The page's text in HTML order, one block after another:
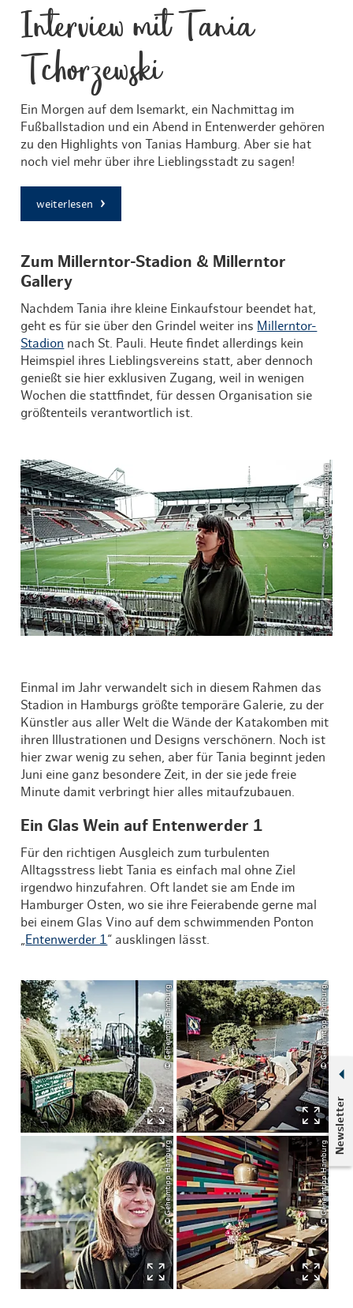
Newsletter
Interview mit Tania
Tchorzewski
Ein Morgen auf dem Isemarkt, ein Nachmittag im
Fußballstadion und ein Abend in Entenwerder gehören
zu den Highlights von Tanias Hamburg. Aber sie hat
noch viel mehr über ihre Lieblingsstadt zu sagen!
weiterlesen
Zum Millerntor-Stadion & Millerntor
Gallery
Nachdem Tania ihre kleine Einkaufstour beendet hat,
geht es für sie über den Grindel weiter ins Millerntor-
Stadion nach St. Pauli. Heute findet allerdings kein
Heimspiel ihres Lieblingsvereins statt, aber dennoch
genießt sie hier exklusiven Zugang, weil in wenigen
Wochen die stattfindet, für dessen Organisation sie
größtenteils verantwortlich ist.
© Geheimtipp Hamburg
Einmal im Jahr verwandelt sich in diesem Rahmen das
Stadion in Hamburgs größte temporäre Galerie, zu der
Künstler aus aller Welt die Wände der Katakomben mit
ihren Illustrationen und Designs verschönern. Noch ist
hier zwar wenig zu sehen, aber für Tania beginnt jeden
Juni eine ganz besondere Zeit, in der sie jede freie
Minute damit verbringt hier alles mitaufzubauen.
Ein Glas Wein auf Entenwerder 1
Für den richtigen Ausgleich zum turbulenten
Alltagsstress liebt Tania es einfach mal ohne Ziel
irgendwo hinzufahren. Oft landet sie am Ende im
Hamburger Osten, wo sie ihre Feierabende gerne mal
bei einem Glas Vino auf dem schwimmenden Ponton
Entenwerder 1 “ ausklingen lässt.
© Geheimtipp Hamburg
© Geheimtipp Hamburg
© Geheimtipp Hamburg
© Geheimtipp Hamburg